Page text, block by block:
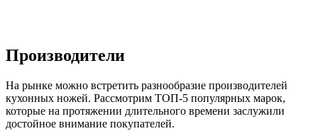
Производители
На рынке можно встретить разнообразие производителей
кухонных ножей. Рассмотрим ТОП-5 популярных марок,
которые на протяжении длительного времени заслужили
достойное внимание покупателей.